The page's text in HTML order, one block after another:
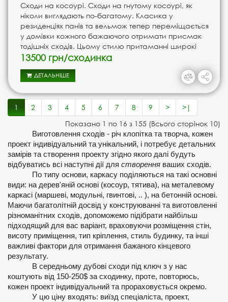
Сходи на косоурі. Сходи на гнутому косоурі, як
ніколи виглядають по-багатому. Класика у
резиденціях панів та вельмож тепер переміщається
у домівки кожного бажаючого отримати присмак
тодішніх сходів. Цьому стилю притаманні широкі
форми сходів, плавні повороти та точені балясини.
13500 грн/сходинка
ДЕТАЛЬНІШЕ
1 2 3 4 5 6 7 8 9 >
>|
Показано 1 по 16 з 155 (Всього сторінок 10)
Виготовлення сходів - річ клопітка та творча, кожен
проект індивідуальний та унікальний, і потребує детальних
замірів та створення проекту згідно якого далі будуть
відбуватись всі наступні дії для створення ваших сходів.
По типу основи, каркасу поділяються на такі основні
види: на дерев'яній основі (косоур, тятива), на металевому
каркасі (маршеві, модульні, гвинтові, .. ), на бетонній основі.
Маючи багатолітній досвід у конструюванні та виготовленні
різноманітних сходів, допоможемо підібрати найбільш
підходящий для вас варіант, враховуючи розміщення стін,
висоту приміщення, тип кріплення, стиль будинку, та інші
важливі фактори для отримання бажаного кінцевого
результату.
В середньому дубові сходи під ключ з у нас
коштують від 150-250$ за сходинку, проте, повторюсь,
кожен проект індивідуальний та прораховується окремо.
У цю ціну входять: виїзд спеціаліста, проект,